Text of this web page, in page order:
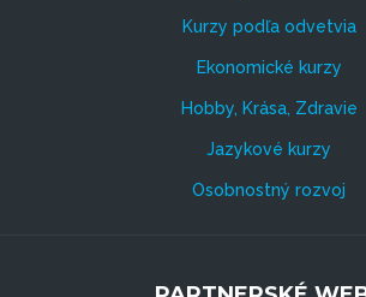
Kurzy podľa odvetvia
Ekonomické kurzy
Hobby, Krása, Zdravie
Jazykové kurzy
Osobnostný rozvoj